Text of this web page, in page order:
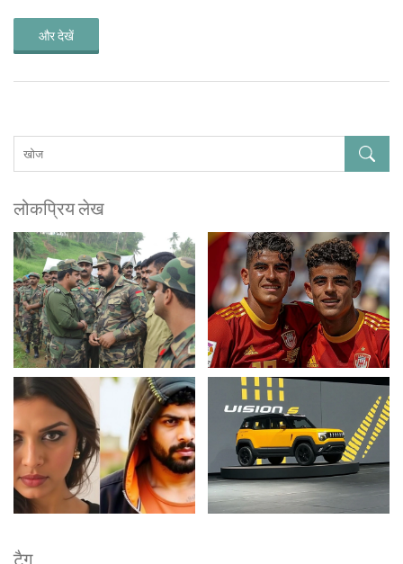
और देखें
लोकप्रिय लेख
टैग